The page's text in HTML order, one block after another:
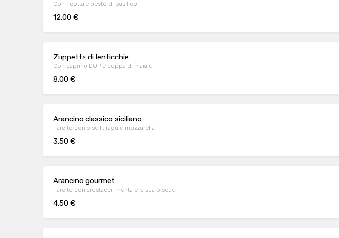
Con ricotta e pesto di basilico
12.00 €
Zuppetta di lenticchie
Con caprino DOP e coppa di maiale
8.00 €
Arancino classico siciliano
Farcito con piselli, ragù e mozzarella
3.50 €
Arancino gourmet
Farcito con crostacei, menta e la sua bisque
4.50 €